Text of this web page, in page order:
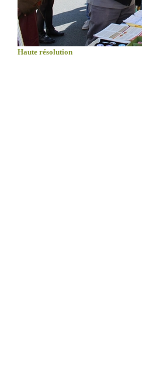
Haute résolution